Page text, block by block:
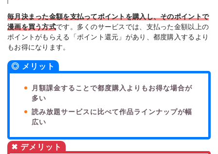
毎月決まった金額を支払ってポイントを購入し、そのポイントで
漫画を買う方式です。多くのサービスでは、支払った金額以上の
ポイントがもらえる「ポイント還元」があり、都度購入するより
もお得になります。
◎ メリット
月額課金することで都度購入よりもお得な場合が
多い
読み放題サービスに比べて作品ラインナップが幅
広い
✖ デメリット